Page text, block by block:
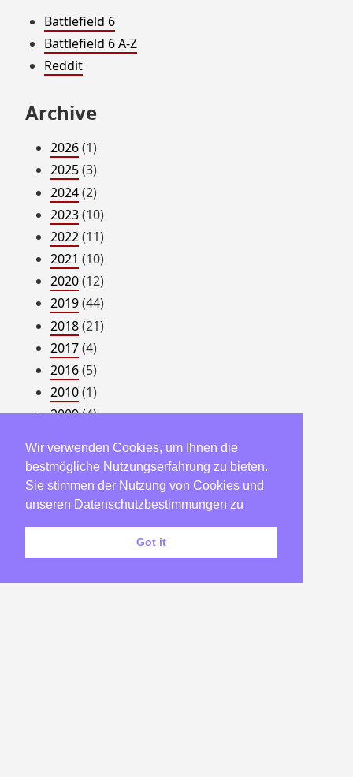
Battlefield 6
Battlefield 6 A-Z
Reddit
Archive
2026(1)
2025(3)
2024(2)
2023(10)
2022(11)
2021 (10)
2020(12)
2019(44)
2018(21)
2017(4)
2016(5)
2010(1)
2009(4)
2007 (22)
2006(23)
2005(182)
2004(58)
Wir verwenden Cookies, um Ihnen die
bestmögliche Nutzungserfahrung zu bieten.
Sie stimmen der Nutzung von Cookies und
unseren Datenschutzbestimmungen zu
Got it